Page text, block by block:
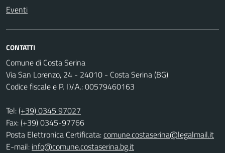
Eventi
CONTATTI
Comune di Costa Serina
Via San Lorenzo, 24 - 24010 - Costa Serina (BG)
Codice fiscale e P. I.V.A.: 00579460163
Tel:(+39) 0345 97027
Fax: (+39) 0345-97766
Posta Elettronica Certificata:comune.costaserina@legalmail.it
E-mail: info@comune.costaserina.bg.it